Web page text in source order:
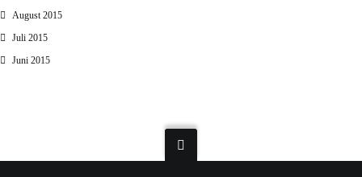
August 2015
Juli 2015
Juni 2015